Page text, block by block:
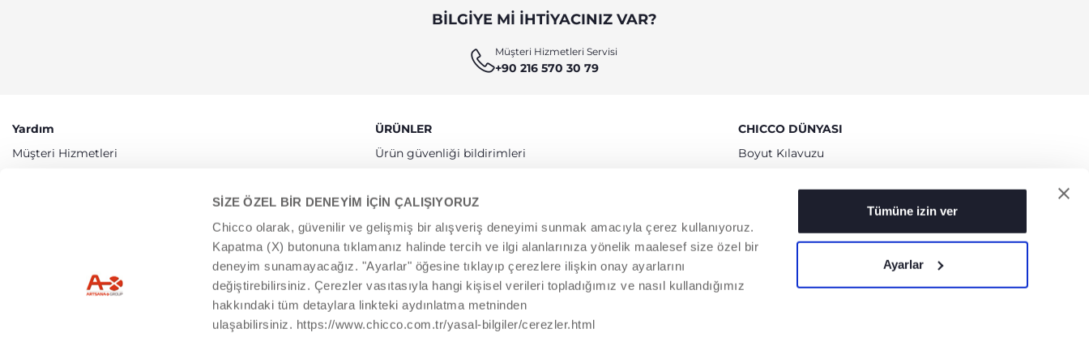
SİZE ÖZEL BİR DENEYİM İÇİN ÇALIŞIYORUZ
Chicco olarak, güvenilir ve gelişmiş bir alışveriş deneyimi sunmak amacıyla çerez kullanıyoruz.
Kapatma (X) butonuna tıklamanız halinde tercih ve ilgi alanlarınıza yönelik maalesef size özel bir
deneyim sunamayacağız. "Ayarlar" öğesine tıklayıp çerezlere ilişkin onay ayarlarını
değiştirebilirsiniz. Çerezler vasıtasıyla hangi kişisel verileri topladığımız ve nasıl kullandığımız
hakkındaki tüm detaylara linkteki aydınlatma metninden
ulaşabilirsiniz. https://www.chicco.com.tr/yasal-bilgiler/cerezler.html
Tümüne izin ver
Ayarlar
BILGIYE MI IHTIYACINIZ VAR?
Müşteri Hizmetleri Servisi
+90 216 570 30 79
Yardım
Müşteri Hizmetleri
ÜRÜNLER
Ürün güvenliği bildirimleri
CHICCO DÜNYASI
Boyut Kılavuzu
Mağazalarımız
Artsana Group